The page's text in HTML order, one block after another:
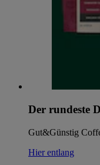
Der rundeste
Gut&Günstig
Hier entlang